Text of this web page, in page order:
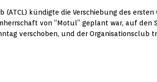
kündigte die Verschiebung des ersten
von “Motul” geplant war, auf den
verschoben, und der Organisationsclub